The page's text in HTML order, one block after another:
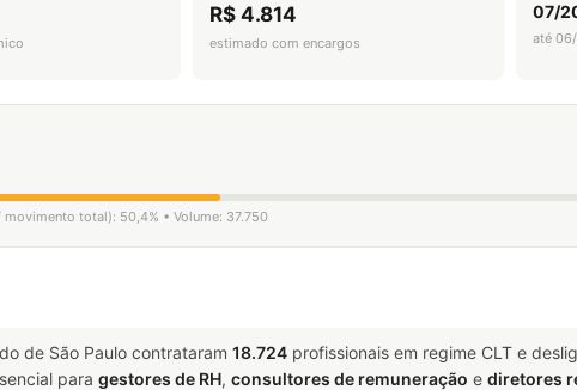
R$ 4.814
estimado com encargos
07/
até
total): 50,4% • Volume: 37.750
de São Paulo contrataram 18.724 profissionais em regime CLT e
para gestores de RH, consultores de remuneração e diretores